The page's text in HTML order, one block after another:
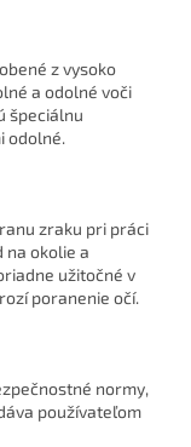
z vysoko
a odolné voči
špeciálnu
odolné.
zraku pri práci
na okolie a
užitočné v
poranenie očí.
normy,
používateľom